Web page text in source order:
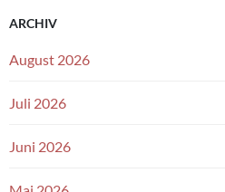
ARCHIV
August 2026
Juli 2026
Juni 2026